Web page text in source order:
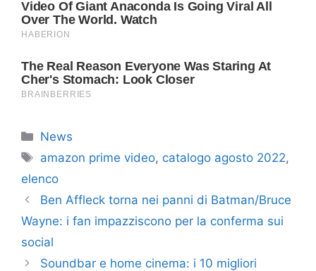
Categorie
News
Tag
amazon prime video, catalogo agosto 2022,
elenco
Ben Affleck torna nei panni di Batman/Bruce
Wayne: i fan impazziscono per la conferma sui
social
Soundbar e home cinema: i 10 migliori